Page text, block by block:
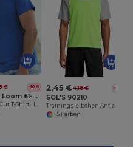
€ -57%
Fruit of the Loom 61-082-0
2,45 € 4,18 € -41%
SOL'S 90210
Trainingsleibchen Anfield
+5 Farben